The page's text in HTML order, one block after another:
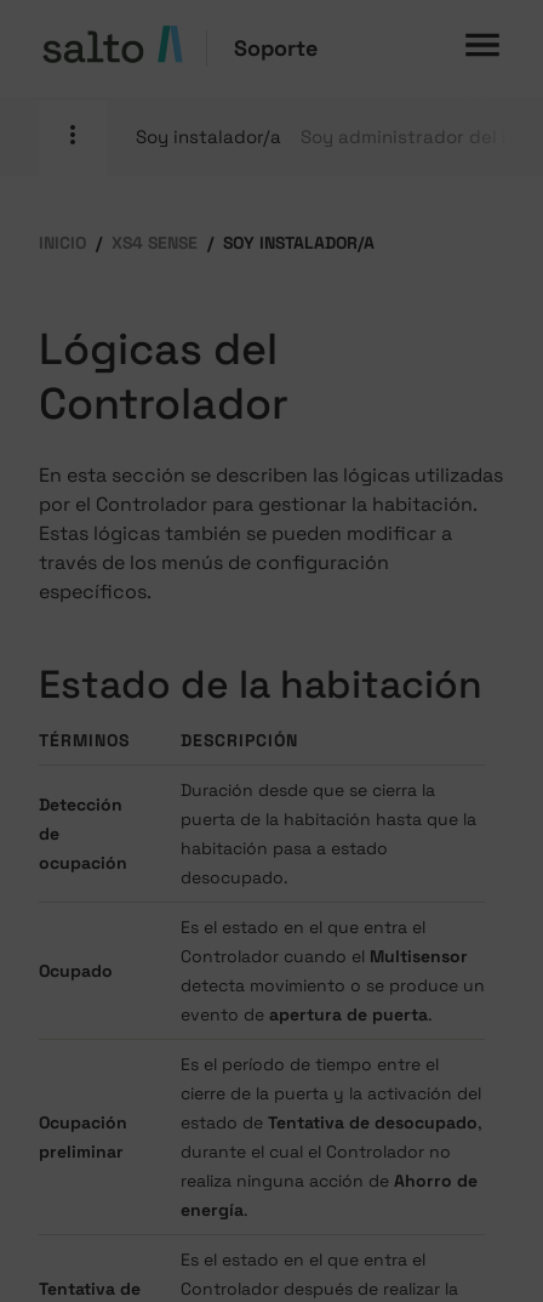
Soporte
Soy instalador/a Soy administrador del
INICIO XS4 SENSE SOY INSTALADOR/A
Lógicas del
Controlador
En esta sección se describen las lógicas utilizadas
por el Controlador para gestionar la habitación.
Estas lógicas también se pueden modificar a
través de los menús de configuración
específicos.
Estado de la habitación
TÉRMINOS DESCRIPCIÓN
Detección
de
ocupación
Duración desde que se cierra la
puerta de la habitación hasta que la
habitación pasa a estado
desocupado.
Ocupado
Es el estado en el que entra el
Controlador cuando el Multisensor
detecta movimiento o se produce un
evento de apertura de puerta.
Ocupación
preliminar
Es el período de tiempo entre el
cierre de la puerta y la activación del
estado de Tentativa de desocupado,
durante el cual el Controlador no
realiza ninguna acción de Ahorro de
energía.
Tentativa de
Es el estado en el que entra el
Controlador después de realizar la